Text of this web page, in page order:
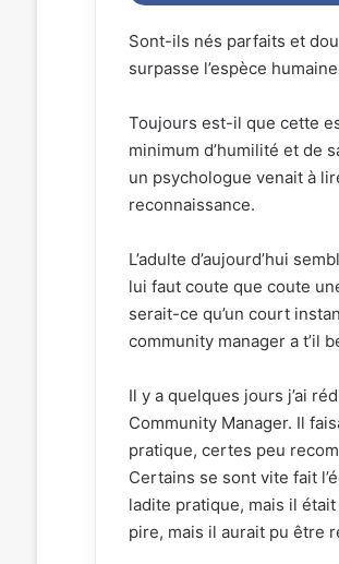
Sont-ils nés parfaits et
surpasse l’espèce
Toujours est-il que cette
minimum d’humilité et de
un psychologue venait à
reconnaissance.
L’adulte d’aujourd’hui
lui faut coute que coute
serait-ce qu’un court
community manager a t’il
Il y a quelques jours j’ai
Community Manager. Il
pratique, certes peu
Certains se sont vite fait
ladite pratique, mais il
pire, mais il aurait pu être